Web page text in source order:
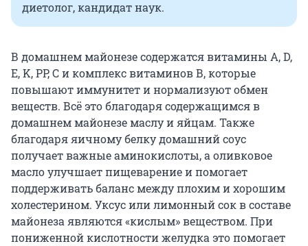
диетолог, кандидат наук.
В домашнем майонезе содержатся витамины А, D,
E, K, РР, С и комплекс витаминов В, которые
повышают иммунитет и нормализуют обмен
веществ. Всё это благодаря содержащимся в
домашнем майонезе маслу и яйцам. Также
благодаря яичному белку домашний соус
получает важные аминокислоты, а оливковое
масло улучшает пищеварение и помогает
поддерживать баланс между плохим и хорошим
холестерином. Уксус или лимонный сок в составе
майонеза являются «кислым» веществом. При
пониженной кислотности желудка это помогает